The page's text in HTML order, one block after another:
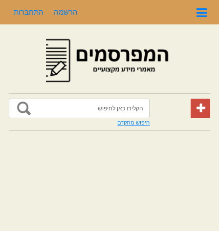
התחברות הרשמה
חיפוש מתקדם